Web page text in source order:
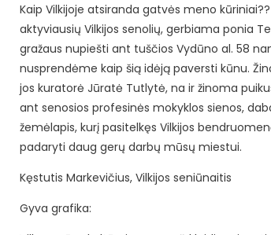
Kaip Vilkijoje atsiranda gatvės meno
aktyviausių Vilkijos senolių, gerbiama ponia
gražaus nupiešti ant tuščios Vydūno al. 58
nusprendėme kaip šią idėją paversti kūnu.
jos kuratorė Jūratė Tutlytė, na ir žinoma
ant senosios profesinės mokyklos sienos,
žemėlapis, kurį pasitelkęs Vilkijos
padaryti daug gerų darbų mūsų miestui.
Kęstutis Markevičius, Vilkijos seniūnaitis
Gyva grafika: